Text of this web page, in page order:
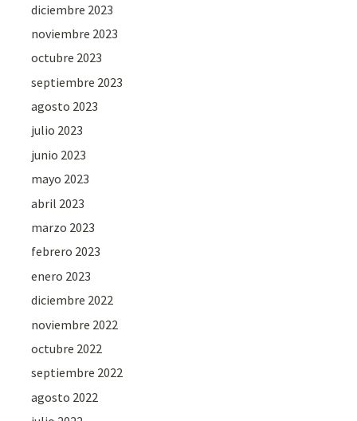
diciembre 2023
noviembre 2023
octubre 2023
septiembre 2023
agosto 2023
julio 2023
junio 2023
mayo 2023
abril 2023
marzo 2023
febrero 2023
enero 2023
diciembre 2022
noviembre 2022
octubre 2022
septiembre 2022
agosto 2022